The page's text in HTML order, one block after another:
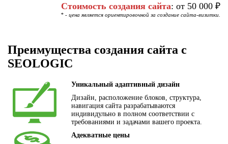
Стоимость создания сайта: от 50 000 ₽
* - цена является ориентировочной за создание сайта-визитки.
Преимущества создания сайта с
SEOLOGIC
Уникальный адаптивный дизайн
Дизайн, расположение блоков, структура,
навигация сайта разрабатываются
индивидульно в полном соответствии с
требованиями и задачами вашего проекта.
Адекватные цены